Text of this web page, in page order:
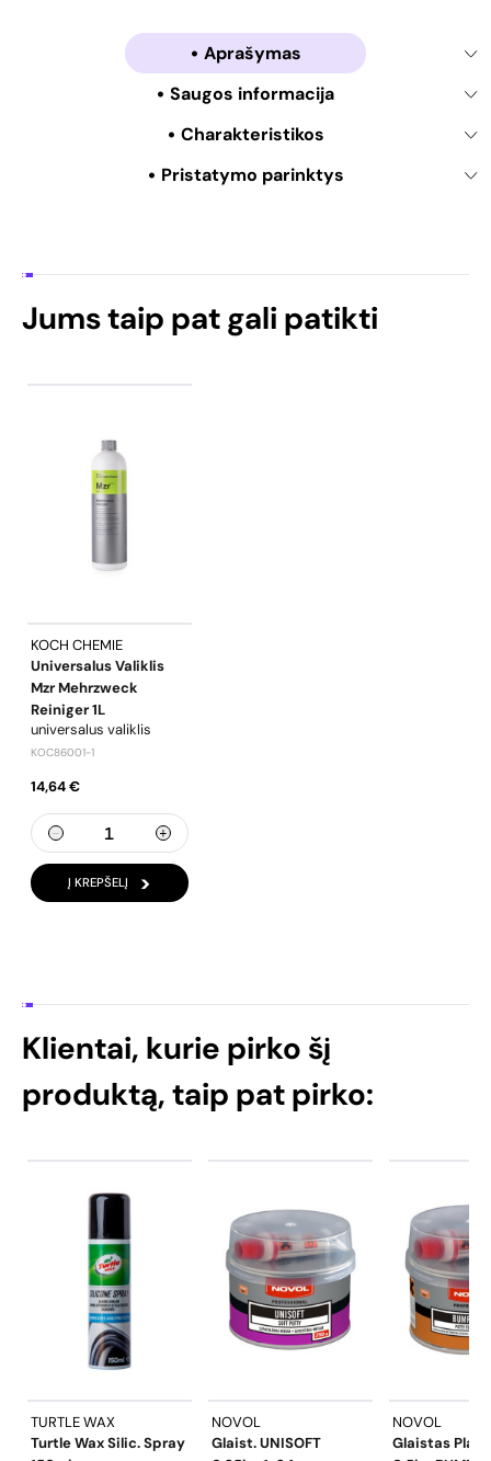
Aprašymas
Saugos informacija
Charakteristikos
Pristatymo parinktys
Jums taip pat gali patikti
KOCH CHEMIE
Universalus Valiklis
Mzr Mehrzweck
Reiniger 1L
universalus valiklis
KOC86001-1
14,64 €
Į KREPŠELĮ
Klientai, kurie pirko šį
produktą, taip pat pirko:
TURTLE WAX
Turtle Wax Silic. Spray
NOVOL
Glaist. UNISOFT
NOVOL
Glaistas